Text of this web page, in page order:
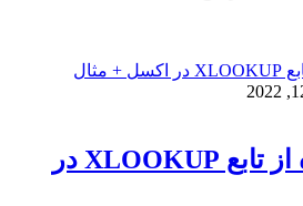
نحوه استفاده از تابع XLOOKUP در